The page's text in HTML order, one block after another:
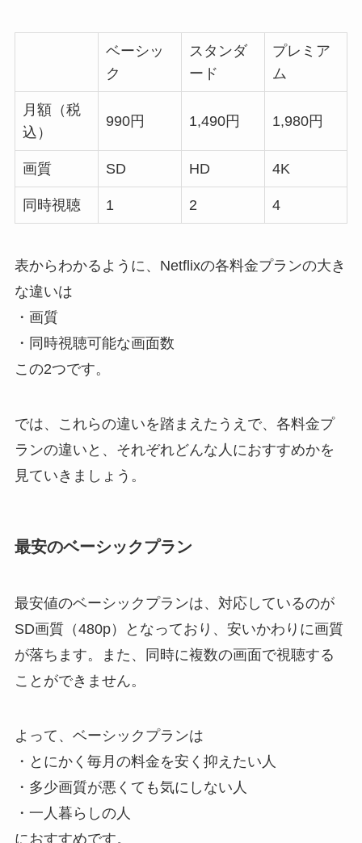
ベーシッ
ク
スタンダ
ード
プレミア
ム
月額（税
込）
990円 1,490円 1,980円
画質 SD HD 4K
同時視聴 1 2 4
表からわかるように、Netflixの各料金プランの大き
な違いは
・画質
・同時視聴可能な画面数
この2つです。
では、これらの違いを踏まえたうえで、各料金プ
ランの違いと、それぞれどんな人におすすめかを
見ていきましょう。
最安のベーシックプラン
最安値のベーシックプランは、対応しているのが
SD画質（480p）となっており、安いかわりに画質
が落ちます。また、同時に複数の画面で視聴する
ことができません。
よって、ベーシックプランは
・とにかく毎月の料金を安く抑えたい人
・多少画質が悪くても気にしない人
・一人暮らしの人
におすすめです。